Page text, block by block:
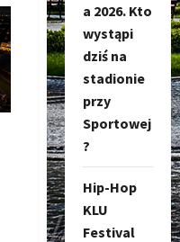
a 2026. Kto
wystąpi
dziś na
stadionie
przy
Sportowej
?
Hip-Hop
KLU
Festival